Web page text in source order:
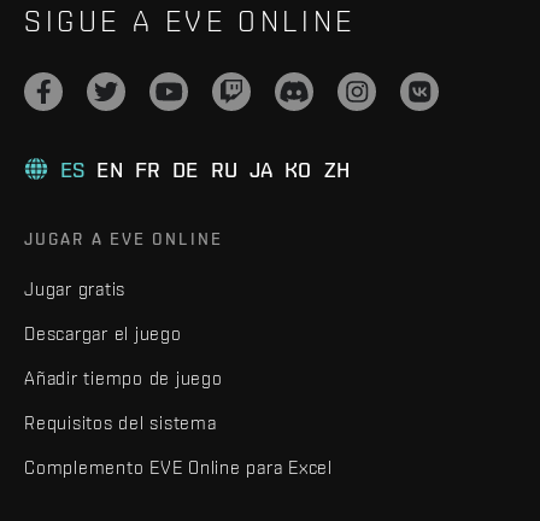
SIGUE A EVE ONLINE
ES EN FR DE RU JA KO ZH
JUGAR A EVE ONLINE
Jugar gratis
Descargar el juego
Añadir tiempo de juego
Requisitos del sistema
Complemento EVE Online para Excel